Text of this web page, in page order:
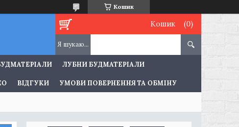
Кошик
Кошик
ЛУБНИ БУДМАТЕРІАЛИ
ВІДГУКИ УМОВИ ПОВЕРНЕННЯ ТА ОБМІНУ